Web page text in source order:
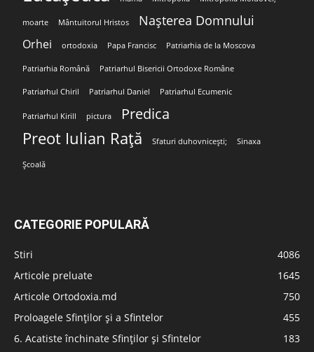
moarte Mântuitorul Hristos Nașterea Domnului
Orhei ortodoxia Papa Francisc Patriarhia de la Moscova
Patriarhia Română Patriarhul Bisericii Ortodoxe Române
Patriarhul Chiril Patriarhul Daniel Patriarhul Ecumenic
Patriarhul Kirill pictura Predica
Preot Iulian Rață Sfaturi duhovnicești; Sinaxa
Școală
CATEGORIE POPULARĂ
Stiri
4086
Articole preluate
1645
Articole Ortodoxia.md
750
Proloagele Sfinților și a Sfintelor
455
6. Acatiste închinate Sfinților și Sfintelor
183